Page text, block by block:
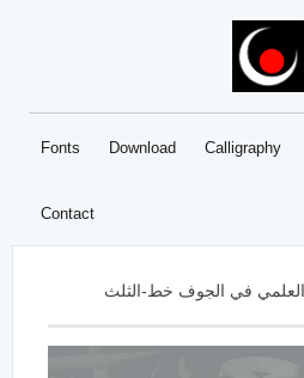
Fonts Download Calligraphy
Contact
في الجوف خط-الثلث